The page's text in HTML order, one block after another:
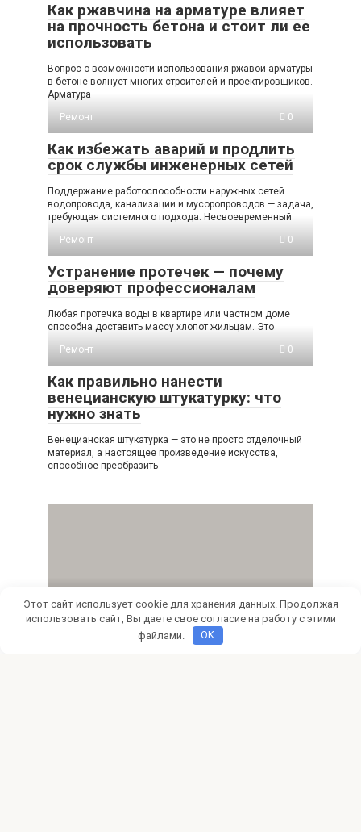
Как ржавчина на арматуре влияет
на прочность бетона и стоит ли ее
использовать
Вопрос о возможности использования ржавой арматуры
в бетоне волнует многих строителей и проектировщиков.
Арматура
Ремонт
0
Как избежать аварий и продлить
срок службы инженерных сетей
Поддержание работоспособности наружных сетей
водопровода, канализации и мусоропроводов — задача,
требующая системного подхода. Несвоевременный
Ремонт
0
Устранение протечек — почему
доверяют профессионалам
Любая протечка воды в квартире или частном доме
способна доставить массу хлопот жильцам. Это
Ремонт
0
Как правильно нанести
венецианскую штукатурку: что
нужно знать
Венецианская штукатурка — это не просто отделочный
материал, а настоящее произведение искусства,
способное преобразить
Ремонт 0
Фундамент под бытовку
пристраиваемой к строению
Этот сайт использует cookie для хранения данных. Продолжая
использовать сайт, Вы даете свое согласие на работу с этими
файлами.
OK